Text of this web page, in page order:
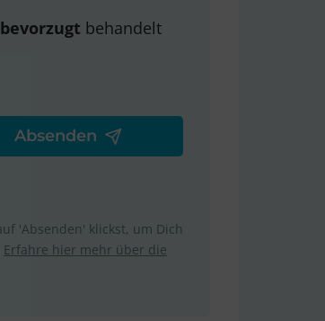
behandelt
'Absenden' klickst, um Dich
Erfahre hier mehr über die